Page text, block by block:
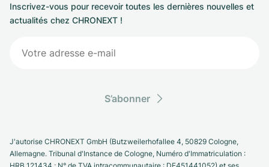
Inscrivez-vous pour recevoir toutes les dernières nouvelles et
actualités chez CHRONEXT !
S’abonner
J'autorise CHRONEXT GmbH (Butzweilerhofallee 4, 50829 Cologne,
Allemagne. Tribunal d'Instance de Cologne, Numéro d'Immatriculation :